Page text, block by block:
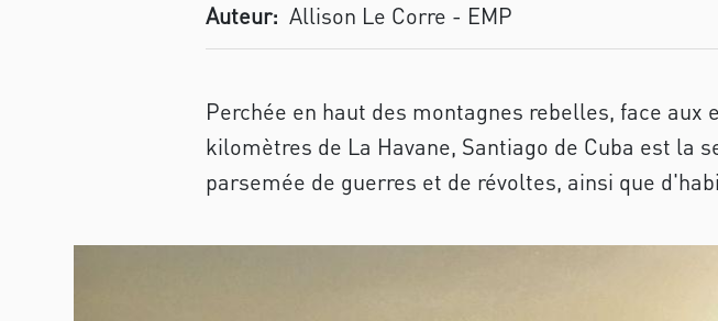
Auteur: Allison Le Corre - EMP
Perchée en haut des montagnes rebelles, face
kilomètres de La Havane, Santiago de Cuba est la
parsemée de guerres et de révoltes, ainsi que